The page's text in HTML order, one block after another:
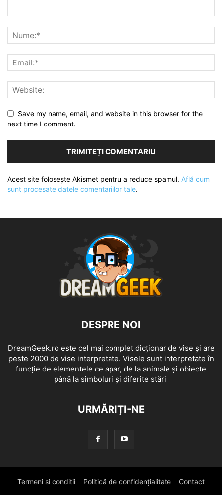
Save my name, email, and website in this browser for the
next time I comment.
Acest site folosește Akismet pentru a reduce spamul. Află cum
sunt procesate datele comentariilor tale.
DESPRE NOI
DreamGeek.ro este cel mai complet dicționar de vise și are
peste 2000 de vise interpretate. Visele sunt interpretate în
funcție de elementele ce apar, de la animale și obiecte
până la simboluri și diferite stări.
URMĂRIȚI-NE
Termeni si conditii Politică de confidențialitate Contact